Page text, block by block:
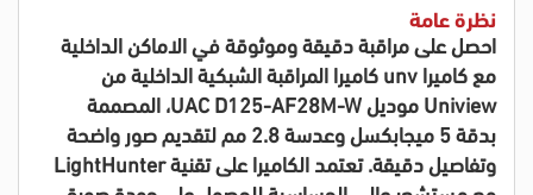
نظرة عامة
احصل على مراقبة دقيقة وموثوقة في الاماكن الداخلية
مع كاميرا unv كاميرا المراقبة الشبكية الداخلية من
Uniview موديل UAC D125-AF28M-W، المصممة
بدقة 5 ميجابكسل وعدسة 2.8 مم لتقديم صور واضحة
وتفاصيل دقيقة. تعتمد الكاميرا على تقنية LightHunter